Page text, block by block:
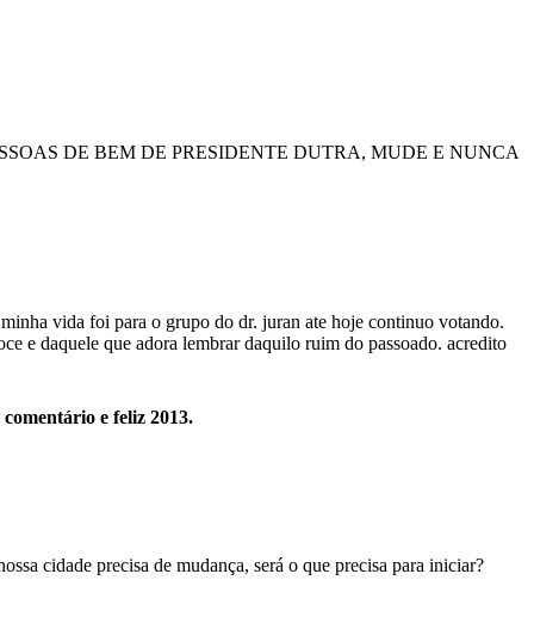
DE BEM DE PRESIDENTE DUTRA, MUDE E NUNCA
vida foi para o grupo do dr. juran ate hoje continuo votando.
e daquele que adora lembrar daquilo ruim do passoado. acredito
e feliz 2013.
cidade precisa de mudança, será o que precisa para iniciar?